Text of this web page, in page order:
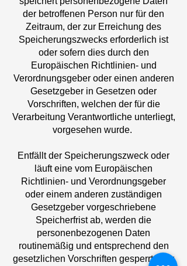
der betroffenen Person nur für den
Zeitraum, der zur Erreichung des
Speicherungszwecks erforderlich ist
oder sofern dies durch den
Europäischen Richtlinien- und
Verordnungsgeber oder einen anderen
Gesetzgeber in Gesetzen oder
Vorschriften, welchen der für die
Verarbeitung Verantwortliche unterliegt,
vorgesehen wurde.
Entfällt der Speicherungszweck oder
läuft eine vom Europäischen
Richtlinien- und Verordnungsgeber
oder einem anderen zuständigen
Gesetzgeber vorgeschriebene
Speicherfrist ab, werden die
personenbezogenen Daten
routinemäßig und entsprechend den
gesetzlichen Vorschriften gesperrt oder